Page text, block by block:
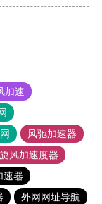
加速
风驰加速器
旋风加速度器
速器
外网网址导航